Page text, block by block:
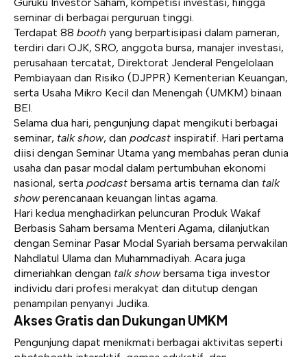
seminar di berbagai perguruan tinggi.
Terdapat 88 booth yang berpartisipasi dalam pameran,
terdiri dari OJK, SRO, anggota bursa, manajer investasi,
perusahaan tercatat, Direktorat Jenderal Pengelolaan
Pembiayaan dan Risiko (DJPPR) Kementerian Keuangan,
serta Usaha Mikro Kecil dan Menengah (UMKM) binaan
BEI.
Selama dua hari, pengunjung dapat mengikuti berbagai
seminar, talk show, dan podcast inspiratif. Hari pertama
diisi dengan Seminar Utama yang membahas peran dunia
usaha dan pasar modal dalam pertumbuhan ekonomi
nasional, serta podcast bersama artis ternama dan talk
showperencanaan keuangan lintas agama.
Hari kedua menghadirkan peluncuran Produk Wakaf
Berbasis Saham bersama Menteri Agama, dilanjutkan
dengan Seminar Pasar Modal Syariah bersama perwakilan
Nahdlatul Ulama dan Muhammadiyah. Acara juga
dimeriahkan dengan talk showbersama tiga investor
individu dari profesi merakyat dan ditutup dengan
penampilan penyanyi Judika.
Akses Gratis dan Dukungan UMKM
Pengunjung dapat menikmati berbagai aktivitas seperti